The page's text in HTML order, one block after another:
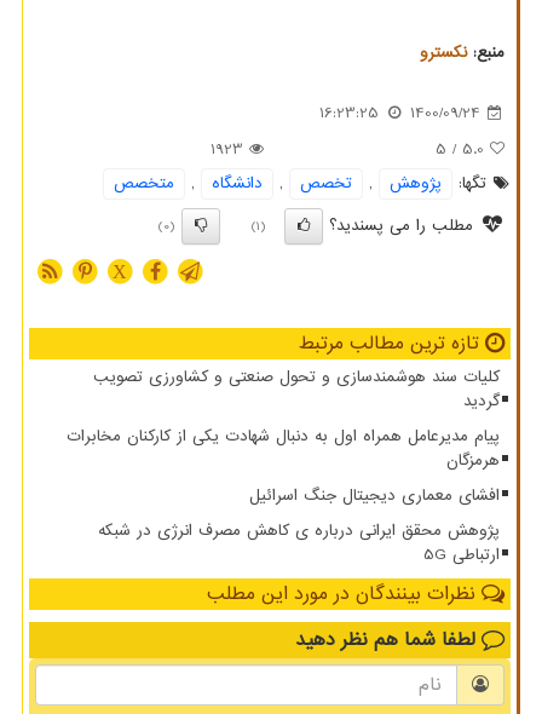
منبع:نكسترو
1400/09/24
16:23:25
5.0
/ 5
1923
تگها:
پژوهش , تخصص , دانشگاه ,
متخصص
مطلب را می پسندید؟
(1)
(0)
X
تازه ترین مطالب مرتبط
کلیات سند هوشمندسازی و تحول صنعتی و کشاورزی تصویب
گردید
پیام مدیرعامل همراه اول به دنبال شهادت یکی از کارکنان مخابرات
هرمزگان
افشای معماری دیجیتال جنگ اسرائیل
پژوهش محقق ایرانی درباره ی کاهش مصرف انرژی در شبکه
ارتباطی 5G
نظرات بینندگان در مورد این مطلب
لطفا شما هم نظر دهید